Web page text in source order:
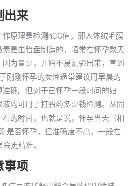
出来
原理是检测hCG值，即人体绒毛膜
是由胎盘制造的，通常在怀孕数天
为量少，开始不易测验出来，直到
刚刚怀孕的女性通常建议用早晨的
确。但对于已怀孕一段时间的妇
均可用于打胎药多少钱检测。从同
的时间，也就是说，怀孕当天（相
是否怀孕，但准确度不高。一般在
更精准。
事项